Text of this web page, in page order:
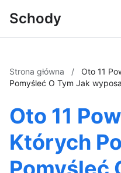
Schody
Strona główna /
Oto 11
Pomyśleć O Tym Jak
Oto 11
Których